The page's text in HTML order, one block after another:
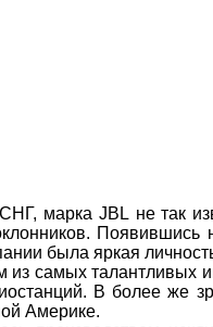
марка JBL не
Появившись
была яркая
самых
В более же
Америке.